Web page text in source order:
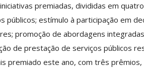
premiadas, divididas em
públicos; estímulo à participação em
promoção de abordagens
de prestação de serviços públicos
premiado este ano, com três